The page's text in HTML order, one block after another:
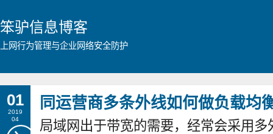
笨驴信息博客
上网行为管理与企业网络安全防护
01
2019
04
同运营商多条外线如何做负载均
局域网出于带宽的需要，经常会采用